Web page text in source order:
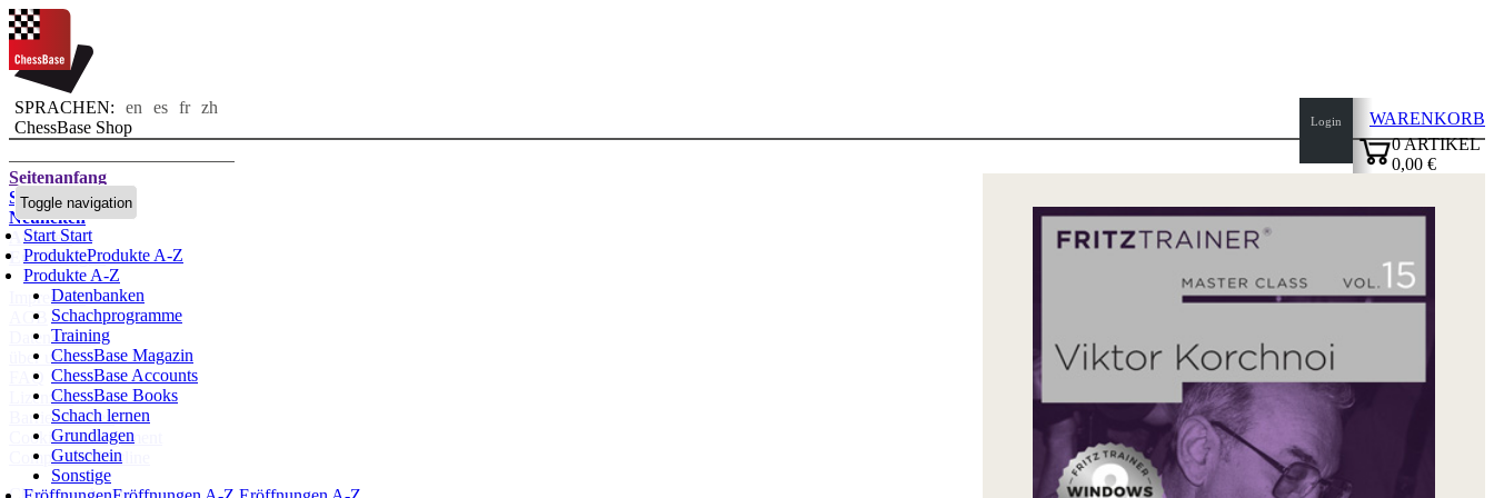
SPRACHEN: en es fr zh
ChessBase Shop
Toggle navigation
Start Start
ProdukteProdukte A-Z
Produkte A-Z
Datenbanken
Schachprogramme
Training
ChessBase Magazin
ChessBase Accounts
ChessBase Books
Schach lernen
Grundlagen
Gutschein
Sonstige
Login
WARENKORB
0ARTIKEL
0,00 €
Seitenanfang
Startseite
Neuheiten
Autoren
Eröffnungen
Impressum
AGB
Datenschutz
über uns
FAQ
Lizenzen
Barrierefreiheit
Cookies Management
Compliance Hotline
Chessbase Accounts